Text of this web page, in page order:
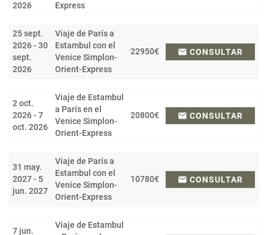
2026
Express
25 sept.
2026 - 30
sept.
2026
Viaje de París a
Estambul con el
Venice Simplon-
Orient-Express
22950€ email CONSULTAR
2 oct.
2026 - 7
oct. 2026
Viaje de Estambul
a París en el
Venice Simplon-
Orient-Express
20800€ email CONSULTAR
31 may.
2027 - 5
jun. 2027
Viaje de París a
Estambul con el
Venice Simplon-
Orient-Express
10780€ email CONSULTAR
7 jun.
Viaje de Estambul